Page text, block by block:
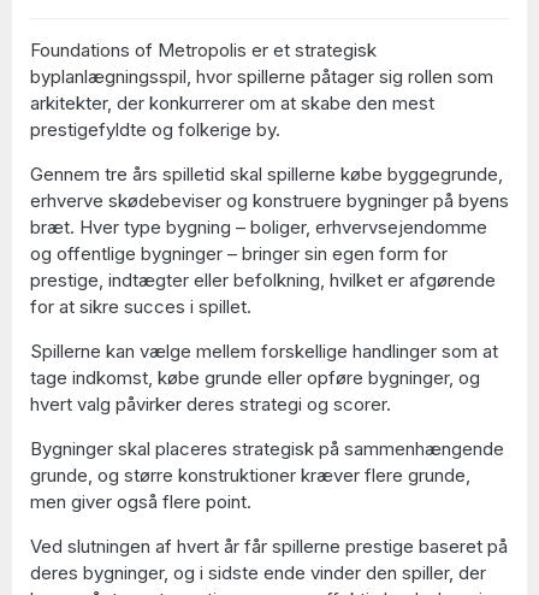
Foundations of Metropolis er et strategisk
byplanlægningsspil, hvor spillerne påtager sig rollen som
arkitekter, der konkurrerer om at skabe den mest
prestigefyldte og folkerige by.
Gennem tre års spilletid skal spillerne købe byggegrunde,
erhverve skødebeviser og konstruere bygninger på byens
bræt. Hver type bygning – boliger, erhvervsejendomme
og offentlige bygninger – bringer sin egen form for
prestige, indtægter eller befolkning, hvilket er afgørende
for at sikre succes i spillet.
Spillerne kan vælge mellem forskellige handlinger som at
tage indkomst, købe grunde eller opføre bygninger, og
hvert valg påvirker deres strategi og scorer.
Bygninger skal placeres strategisk på sammenhængende
grunde, og større konstruktioner kræver flere grunde,
men giver også flere point.
Ved slutningen af hvert år får spillerne prestige baseret på
deres bygninger, og i sidste ende vinder den spiller, der